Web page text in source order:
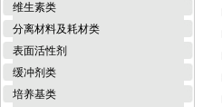
维生素类
分离材料及耗材类
表面活性剂
缓冲剂类
培养基类